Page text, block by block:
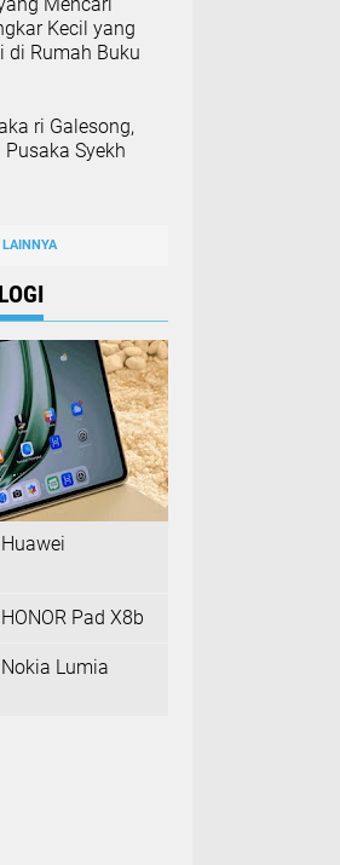
Kecil yang
di Rumah Buku
ri Galesong,
Syekh
LAINNYA
Pad X8b
Lumia